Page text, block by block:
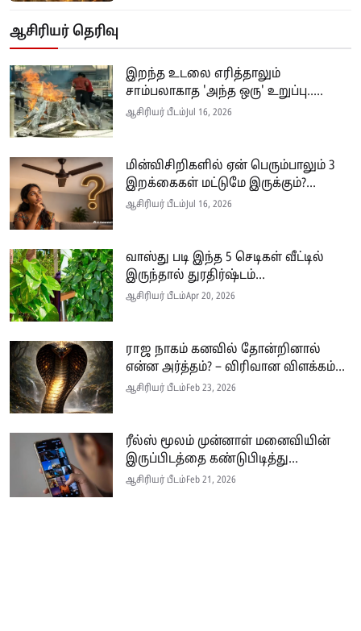
ஆசிரியர் தெரிவு
இறந்த உடலை எரித்தாலும்
சாம்பலாகாத 'அந்த ஒரு' உறுப்பு.....
ஆசிரியர் பீடம் Jul 16, 2026
மின்விசிறிகளில் ஏன் பெரும்பாலும் 3
இறக்கைகள் மட்டுமே இருக்கும்?...
ஆசிரியர் பீடம் Jul 16, 2026
வாஸ்து படி இந்த 5 செடிகள் வீட்டில்
இருந்தால் துரதிர்ஷ்டம்...
ஆசிரியர் பீடம்Apr 20, 2026
ராஜ நாகம் கனவில் தோன்றினால்
என்ன அர்த்தம்? – விரிவான விளக்கம்...
ஆசிரியர் பீடம்Feb 23, 2026
ரீல்ஸ் மூலம் முன்னாள் மனைவியின்
இருப்பிடத்தை கண்டுபிடித்து...
ஆசிரியர் பீடம்Feb 21, 2026